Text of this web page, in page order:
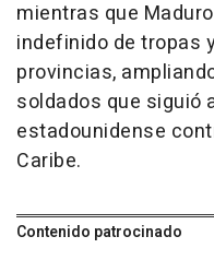
mientras que
indefinido de tropas
provincias,
soldados que siguió
estadounidense
Caribe.
Contenido patrocinado